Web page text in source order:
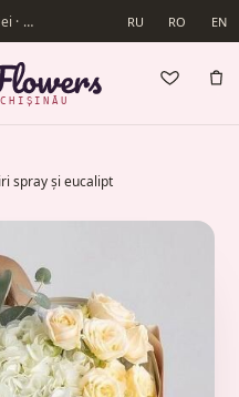
Livrare gratuită în Chișinău de la 700 lei · Livrăm în aceeași zi RU RO EN
spray și eucalipt